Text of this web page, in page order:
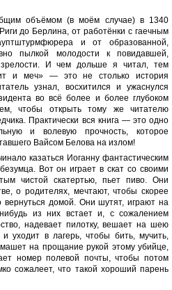
объёмом (в моём случае) в 1340
до Берлина, от работёнки с гаечным
и от образованной,
пылкой молодости к повидавшей,
И чем дольше я читал, тем
и меч» — это не столько история
узнал, восхитился и ужаснулся
во всё более и более глубоком
чтобы открыть тому же читателю
Практически вся книга — это одно
и волевую прочность, которое
Вайсом Белова на излом!
казаться Иоганну фантастическим
Вот он играет в скат со своими
чистой скатертью, пьет пиво. Они
о родителях, мечтают, чтобы скорее
домой. Они шутят, играют на
из них встает и, с сожалением
надевает пилотку, вешает на шею
уходит в лагерь, чтобы бить, мучить,
на прощание рукой этому убийце,
номер полевой почты, чтобы потом
сожалеет, что такой хороший парень